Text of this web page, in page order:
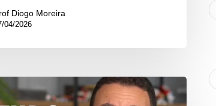
Diogo Moreira
04/2026